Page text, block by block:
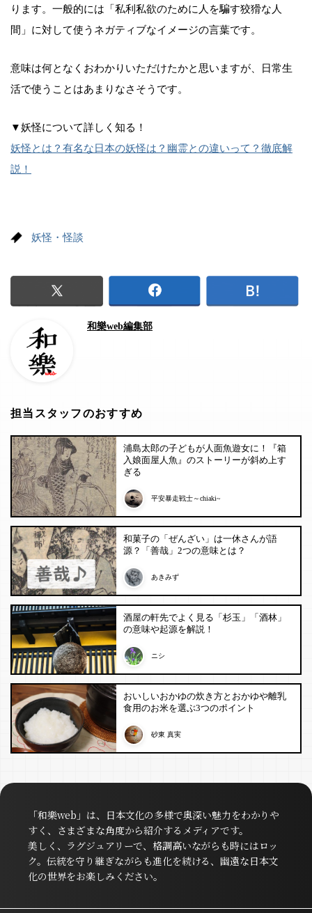
ります。一般的には「私利私欲のために人を騙す狡猾な人
間」に対して使うネガティブなイメージの言葉です。
意味は何となくおわかりいただけたかと思いますが、日常生
活で使うことはあまりなさそうです。
▼妖怪について詳しく知る！
妖怪とは？有名な日本の妖怪は？幽霊との違いって？徹底解
説！
妖怪・怪談
和樂web編集部
担当スタッフのおすすめ
浦島太郎の子どもが人面魚遊女に！『箱
入娘面屋人魚』のストーリーが斜め上す
ぎる
平安暴走戦士～chiaki~
和菓子の「ぜんざい」は一休さんが語
源？「善哉」2つの意味とは？
あきみず
酒屋の軒先でよく見る「杉玉」「酒林」
の意味や起源を解説！
ニシ
おいしいおかゆの炊き方とおかゆや離乳
食用のお米を選ぶ3つのポイント
砂東 真実
「和樂web」は、日本文化の多様で奥深い魅力をわかりや
すく、さまざまな角度から紹介するメディアです。
美しく、ラグジュアリーで、格調高いながらも時にはロッ
ク。伝統を守り継ぎながらも進化を続ける、幽遠な日本文
化の世界をお楽しみください。